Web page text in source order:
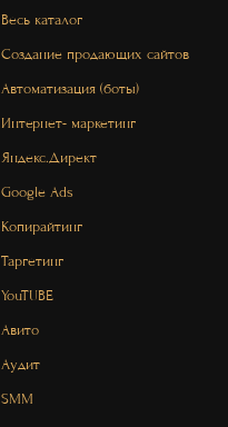
Весь каталог
Создание продающих сайтов
Автоматизация (боты)
Интернет- маркетинг
Яндекс.Директ
Google Ads
Копирайтинг
Таргетинг
YouTUBE
Авито
Аудит
SMM